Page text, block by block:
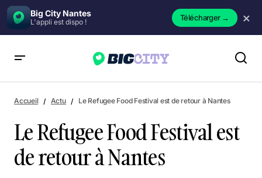
Big City Nantes
L'appli est dispo ! Télécharger→ ×
Accueil Actu Le Refugee Food Festival est de retour à Nantes
Le Refugee Food Festival est
de retour à Nantes